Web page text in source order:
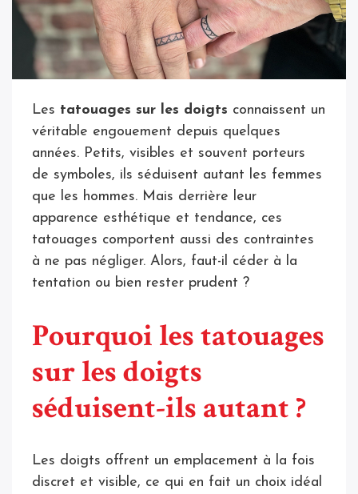
Les tatouages sur les doigts connaissent un
véritable engouement depuis quelques
années. Petits, visibles et souvent porteurs
de symboles, ils séduisent autant les femmes
que les hommes. Mais derrière leur
apparence esthétique et tendance, ces
tatouages comportent aussi des contraintes
à ne pas négliger. Alors, faut-il céder à la
tentation ou bien rester prudent ?
Pourquoi les tatouages
sur les doigts
séduisent-ils autant ?
Les doigts offrent un emplacement à la fois
discret et visible, ce qui en fait un choix idéal